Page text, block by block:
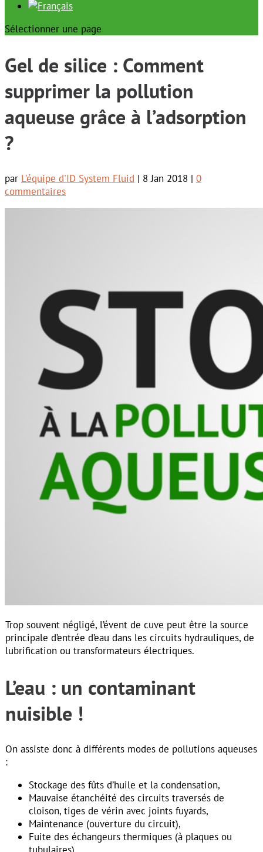
Sélectionner une page
Gel de silice : Comment
supprimer la pollution
aqueuse grâce à l’adsorption
?
par L'équipe d'ID System Fluid | 8 Jan 2018 | 0
commentaires
Trop souvent négligé, l’évent de cuve peut être la source
principale d’entrée d’eau dans les circuits hydrauliques, de
lubrification ou transformateurs électriques.
L’eau : un contaminant
nuisible !
On assiste donc à différents modes de pollutions aqueuses
:
Stockage des fûts d’huile et la condensation,
Mauvaise étanchéité des circuits traversés de
cloison, tiges de vérin avec joints fuyards,
Maintenance (ouverture du circuit),
Fuite des échangeurs thermiques (à plaques ou